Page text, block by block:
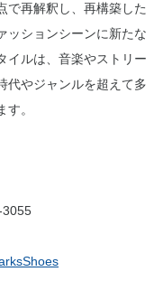
で再解釈し、再構築した
ッションシーンに新たな
イルは、音楽やストリー
代やジャンルを超えて多
。
3055